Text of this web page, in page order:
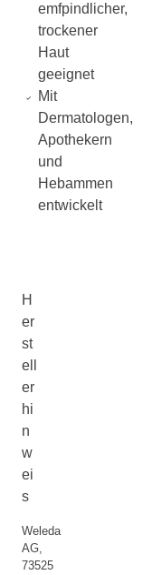
emfpindlicher,
trockener
Haut
geeignet
Mit
Dermatologen,
Apothekern
und
Hebammen
entwickelt
H
er
st
ell
er
hi
n
w
ei
s
Weleda
AG,
73525